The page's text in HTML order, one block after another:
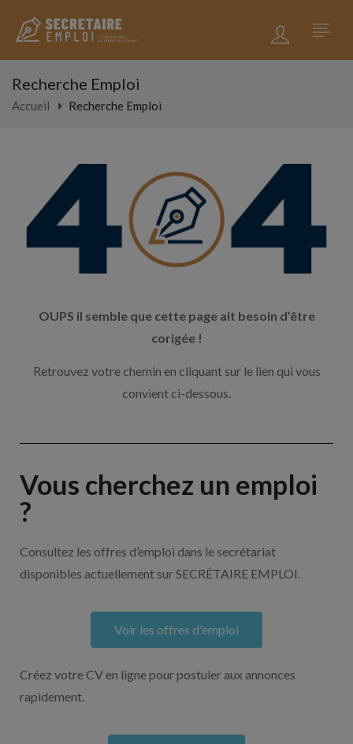
Recherche Emploi
Accueil Recherche Emploi
OUPS il semble que cette page ait besoin d’être
corigée !
Retrouvez votre chemin en cliquant sur le lien qui vous
convient ci-dessous.
Vous cherchez un emploi
?
Consultez les offres d’emploi dans le secrétariat
disponibles actuellement sur SECRÉTAIRE EMPLOI.
Voir les offres d'emploi
Créez votre CV en ligne pour postuler aux annonces
rapidement.